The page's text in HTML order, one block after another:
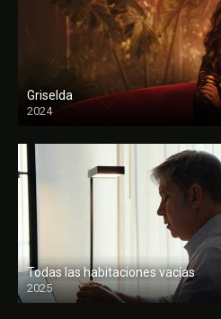
Griselda
2024
Todas las habitaciones vacías
2025
FULL HD